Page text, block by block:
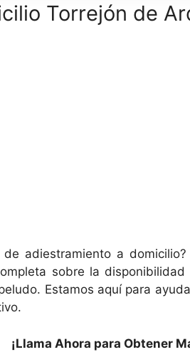
Torrejón de
adiestramiento a
sobre la
Estamos aquí para
¡Llama Ahora para Obtener